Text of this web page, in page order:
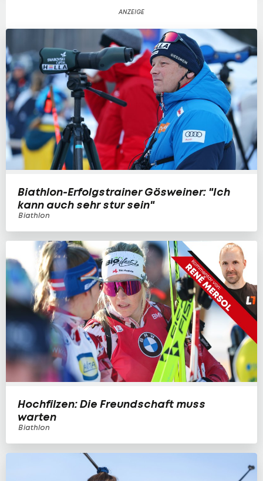
Biathlon-Erfolgstrainer Gösweiner: "Ich
kann auch sehr stur sein"
Biathlon
Hochfilzen: Die Freundschaft muss
warten
Biathlon